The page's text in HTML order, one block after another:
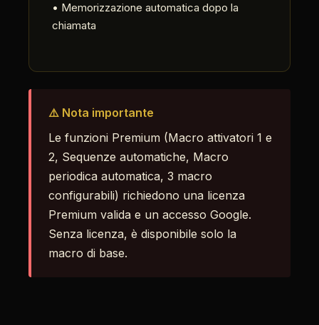
• Memorizzazione automatica dopo la
chiamata
⚠️ Nota importante
Le funzioni Premium (Macro attivatori 1 e
2, Sequenze automatiche, Macro
periodica automatica, 3 macro
configurabili) richiedono una licenza
Premium valida e un accesso Google.
Senza licenza, è disponibile solo la
macro di base.